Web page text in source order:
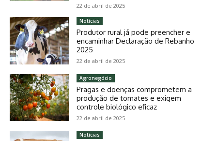
22 de abril de 2025
Notícias
Produtor rural já pode preencher e
encaminhar Declaração de Rebanho
2025
22 de abril de 2025
Agronegócio
Pragas e doenças comprometem a
produção de tomates e exigem
controle biológico eficaz
22 de abril de 2025
Notícias